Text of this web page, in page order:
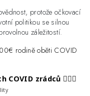
protože očkovací
politikou se silnou
záležitostí.
rodině oběti COVID
zrádců 👮🏻‍♂️